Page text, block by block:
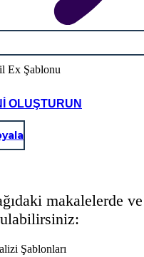
OLUŞTURUN
makalelerde ve